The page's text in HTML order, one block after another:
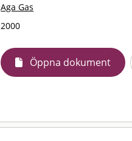
Aga Gas
2000
Öppna dokument